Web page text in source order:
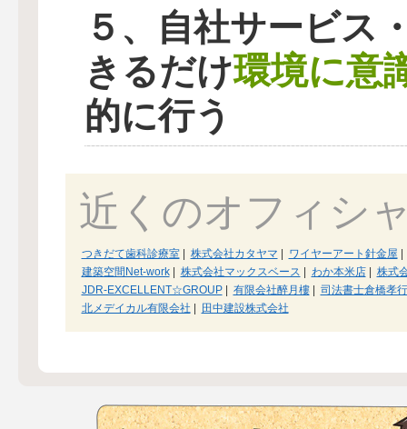
５、自社サービス
きるだけ環境に意
的に行う
近くのオフィシ
つきだて歯科診療室| 株式会社カタヤマ ワイヤーアート針金屋
建築空間Net-work| 株式会社マックスベース わか本米店|
株式
JDR-EXCELLENT☆GROUP| 有限会社醉月樓|
司法書士倉橋孝
北メデイカル有限会社
田中建設株式会社